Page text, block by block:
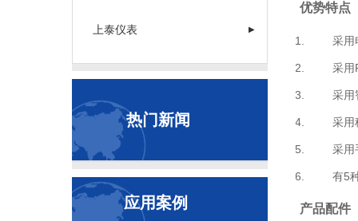
上泰仪表 ▶
热门新闻
应用案例
优势特点
采用电
采用
采用智
采用稳
采用手
有5种
产品配件